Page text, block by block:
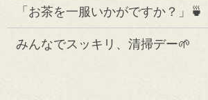
「お茶を一服いかがですか？」🍵
みんなでスッキリ、清掃デー🌱